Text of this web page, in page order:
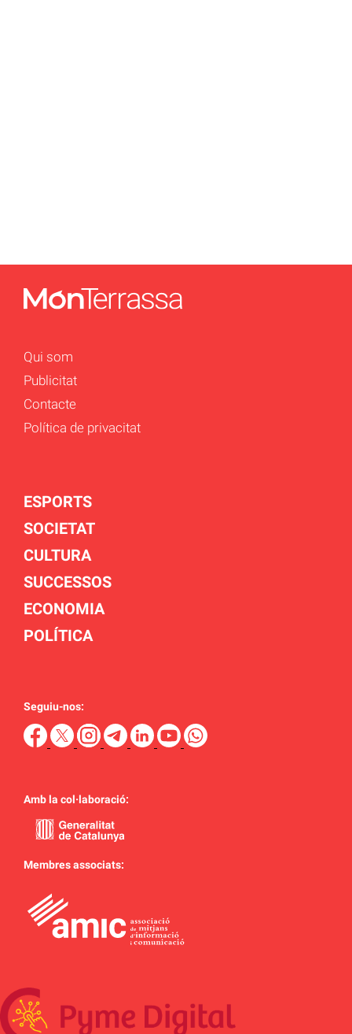
Qui som
Publicitat
Contacte
Política de privacitat
ESPORTS
SOCIETAT
CULTURA
SUCCESSOS
ECONOMIA
POLÍTICA
Seguiu-nos:
Amb la col·laboració:
Membres associats: